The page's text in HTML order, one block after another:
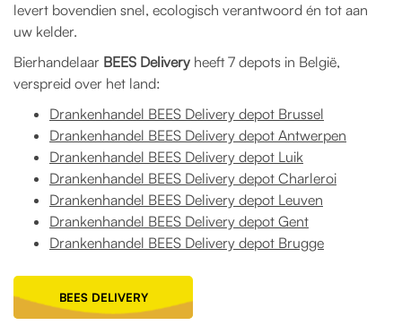
levert bovendien snel, ecologisch verantwoord én tot aan
uw kelder.
Bierhandelaar BEES Delivery heeft 7 depots in België,
verspreid over het land:
Drankenhandel BEES Delivery depot Brussel
Drankenhandel BEES Delivery depot Antwerpen
Drankenhandel BEES Delivery depot Luik
Drankenhandel BEES Delivery depot Charleroi
Drankenhandel BEES Delivery depot Leuven
Drankenhandel BEES Delivery depot Gent
Drankenhandel BEES Delivery depot Brugge
BEES DELIVERY